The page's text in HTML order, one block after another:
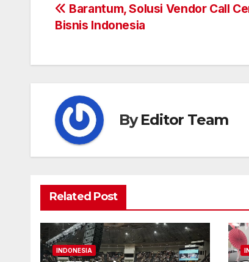
Post
Barantum, Solusi Vendor Call
Bisnis Indonesia
ByEditor Team
Related Post
INDONESIA